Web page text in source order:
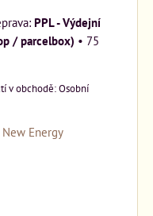
PPL - Výdejní
/ parcelbox) • 75
Osobní
Energy